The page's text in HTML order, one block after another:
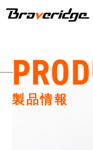
製品情報